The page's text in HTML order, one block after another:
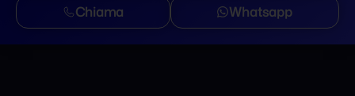
Chiama
Whatsapp